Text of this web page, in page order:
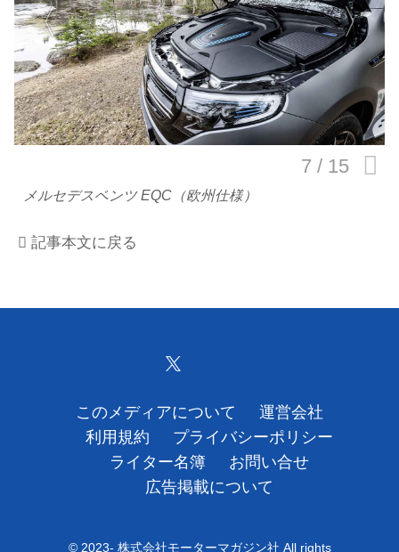
電動キックボード
ライフスタイル
テクノロジー
このメディアについて
運営会社
ライター名簿
お問い合せ
メルセデスベンツ EQC（欧州仕様）
記事本文に戻る
このメディアについて
運営会社
利用規約
プライバシーポリシー
ライター名簿
お問い合せ
広告掲載について
© 2023- 株式会社モーターマガジン社 All rights